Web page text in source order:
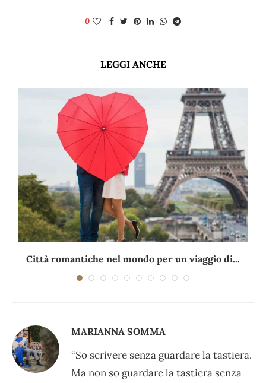
0
LEGGI ANCHE
Città romantiche nel mondo per un viaggio di...
MARIANNA SOMMA
“So scrivere senza guardare la tastiera.
Ma non so guardare la tastiera senza